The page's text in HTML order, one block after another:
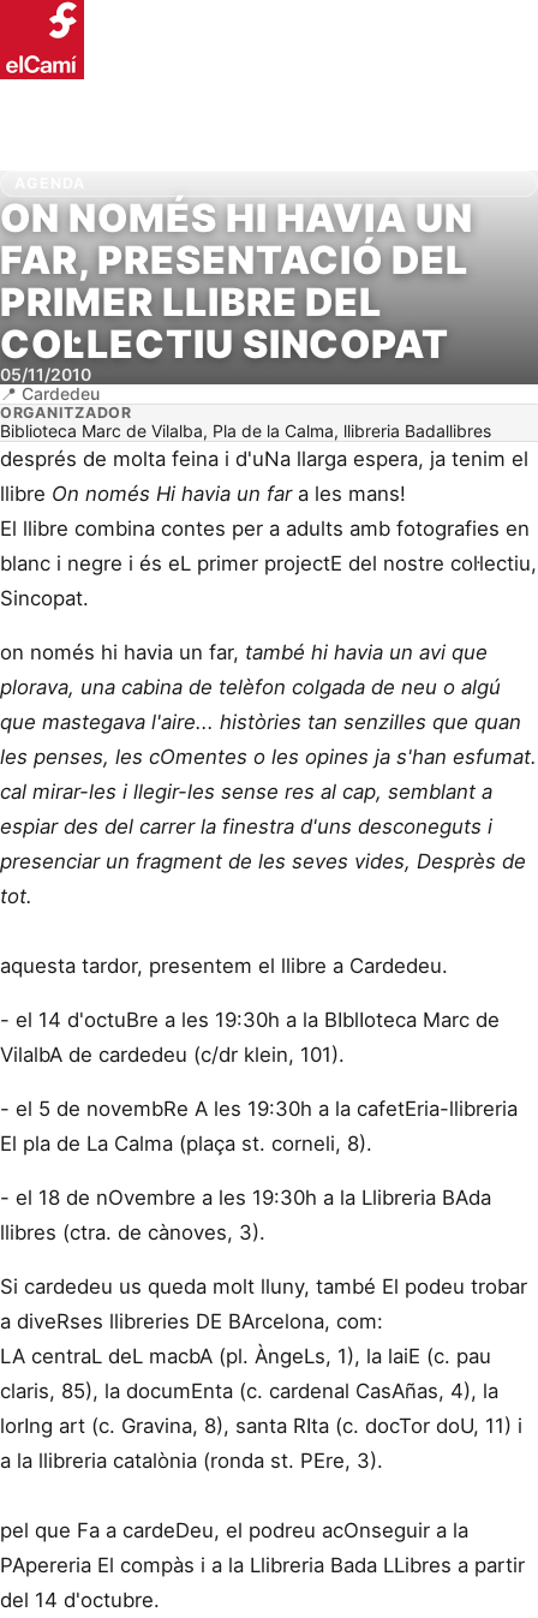
ON NOMÉS HI HAVIA UN
FAR, PRESENTACIÓ DEL
PRIMER LLIBRE DEL
COL·LECTIU SINCOPAT
05/11/2010
Cardedeu
ORGANITZADOR
Biblioteca Marc de Vilalba, Pla de la Calma, llibreria Badallibres
després de molta feina i d'uNa llarga espera, ja tenim el
llibre On només Hi havia un fara les mans!
El llibre combina contes per a adults amb fotografies en
blanc i negre i és eL primer projectE del nostre col·lectiu,
Sincopat.
on només hi havia un far, també hi havia un avi que
plorava, una cabina de telèfon colgada de neu o algú
que mastegava l'aire... històries tan senzilles que quan
les penses, les cOmentes o les opines ja s'han esfumat.
cal mirar-les i llegir-les sense res al cap, semblant a
espiar des del carrer la finestra d'uns desconeguts i
presenciar un fragment de les seves vides, Desprès de
tot.
aquesta tardor, presentem el llibre a Cardedeu.
- el 14 d'octuBre a les 19:30h a la BIblIoteca Marc de
VilalbA de cardedeu (c/dr klein, 101).
- el 5 de novembRe A les 19:30h a la cafetEria-llibreria
El pla de La Calma (plaça st. corneli, 8).
- el 18 de nOvembre a les 19:30h a la Llibreria BAda
llibres (ctra. de cànoves, 3).
Si cardedeu us queda molt lluny, també El podeu trobar
a diveRses llibreries DE BArcelona, com:
LA centraL deL macbA (pl. ÀngeLs, 1), la laiE (c. pau
claris, 85), la documEnta (c. cardenal CasAñas, 4), la
lorIng art (c. Gravina, 8), santa RIta (c. docTor doU, 11) i
a la llibreria catalònia (ronda st. PEre, 3).
pel que Fa a cardeDeu, el podreu acOnseguir a la
PApereria El compàs i a la Llibreria Bada LLibres a partir
del 14 d'octubre.